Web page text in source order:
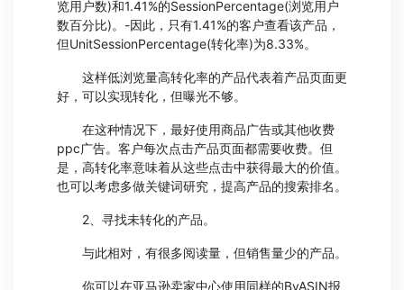
览用户数)和1.41%的SessionPercentage(浏览用户
数百分比)。-因此，只有1.41%的客户查看该产品，
但UnitSessionPercentage(转化率)为8.33%。
这样低浏览量高转化率的产品代表着产品页面更
好，可以实现转化，但曝光不够。
在这种情况下，最好使用商品广告或其他收费
ppc广告。客户每次点击产品页面都需要收费。但
是，高转化率意味着从这些点击中获得最大的价值。
也可以考虑多做关键词研究，提高产品的搜索排名。
2、寻找未转化的产品。
与此相对，有很多阅读量，但销售量少的产品。
你可以在亚马逊卖家中心使用同样的ByASIN报